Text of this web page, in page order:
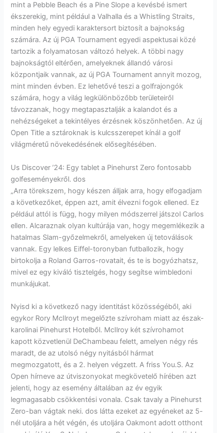
mint a Pebble Beach és a Pine Slope a kevésbé ismert
ékszerekig, mint például a Valhalla és a Whistling Straits,
minden hely egyedi karaktersort biztosít a bajnokság
számára. Az új PGA Tournament egyedi aspektusai közé
tartozik a folyamatosan változó helyek. A többi nagy
bajnokságtól eltérően, amelyeknek állandó városi
központjaik vannak, az új PGA Tournament annyit mozog,
mint minden évben. Ez lehetővé teszi a golfrajongók
számára, hogy a világ legkülönbözőbb területeiről
távozzanak, hogy megtapasztalják a kalandot és a
nehézségeket a tekintélyes érzésnek köszönhetően. Az új
Open Title a sztároknak is kulcsszerepet kínál a golf
világméretű növekedésének elősegítésében.
Us Discover ’24: Egy tablet a Pinehurst Zero fontosabb
golfeseményekről. dos
„Arra törekszem, hogy készen álljak arra, hogy elfogadjam
a következőket, éppen azt, amit élvezni fogok ellened. Ez
például attól is függ, hogy milyen módszerrel játszol Carlos
ellen. Alcaraznak olyan kultúrája van, hogy megemlékezik a
hatalmas Slam-győzelmekről, amelyeken új tetoválások
vannak. Egy lelkes Eiffel-toronyban futballozik, hogy
birtokolja a Roland Garros-rovatait, és te is bogyózhatsz,
mivel ez egy kiváló tisztelgés, hogy segítse wimbledoni
munkájukat.
Nyisd ki a következő nagy identitást közösségéből, aki
egykor Rory McIlroyt megelőzte szívroham miatt az észak-
karolinai Pinehurst Hotelből. McIlroy két szívrohamot
kapott közvetlenül DeChambeau felett, amelyen négy rés
maradt, de az utolsó négy nyitásból hármat
megmozgatott, és a 2. helyen végzett. A friss You.S. Az
Open hírneve az útviszonyokat megkövetelő hírében azt
jelenti, hogy az esemény általában az év egyik
legmagasabb csökkentési vonala. Csak tavaly a Pinehurst
Zero-ban vágtak neki. dos látta ezeket az egyéneket az 5-
nél utoljára a hét végén, és utoljára Oakmont adott otthont